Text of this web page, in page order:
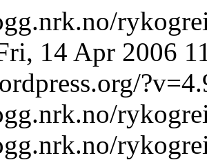
14 Apr 2006